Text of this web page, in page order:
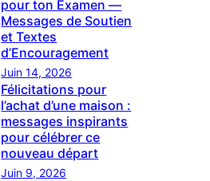
pour ton Examen —
Messages de Soutien
et Textes
d’Encouragement
Juin 14, 2026
Félicitations pour
l’achat d’une maison :
messages inspirants
pour célébrer ce
nouveau départ
Juin 9, 2026